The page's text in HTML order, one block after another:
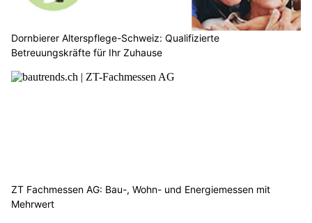
Dornbierer Alterspflege-Schweiz: Qualifizierte
Betreuungskräfte für Ihr Zuhause
ZT Fachmessen AG: Bau-, Wohn- und Energiemessen mit
Mehrwert